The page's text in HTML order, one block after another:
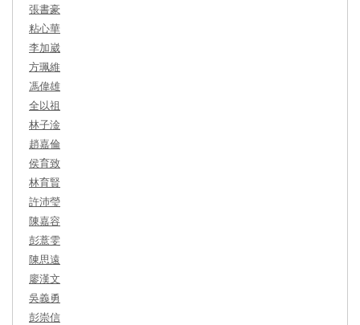
張書豪
粘心華
李加崴
方珮維
馮偉雄
全以祖
林子淦
趙嘉倫
侯育致
林育賢
許沛瑩
陳嘉容
彭薏雯
陳思遠
廖漢文
吳義勇
彭崇信